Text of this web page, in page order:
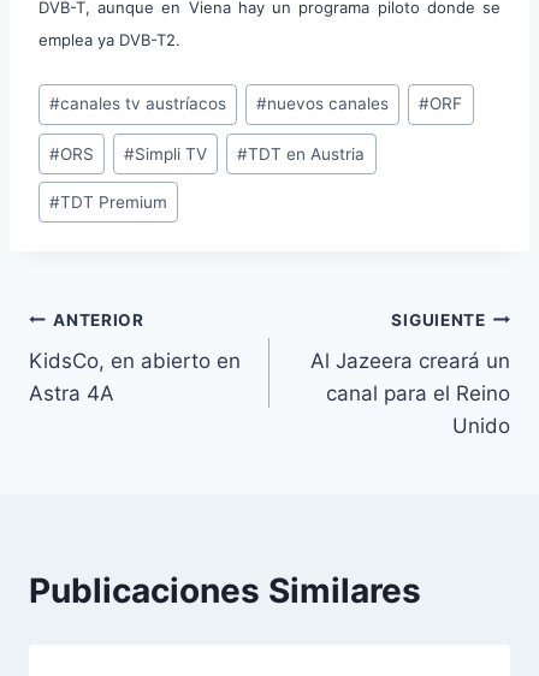
DVB-T, aunque en Viena hay un programa piloto donde se
emplea ya DVB-T2.
Etiquetas
de
la
entrada:
#canales tv austríacos #nuevos canales #ORF
#ORS #Simpli TV #TDT en Austria
#TDT Premium
Navegación
de
ANTERIOR
KidsCo, en abierto en
Astra 4A
SIGUIENTE
Al Jazeera creará un
canal para el Reino
Unido
Publicaciones Similares